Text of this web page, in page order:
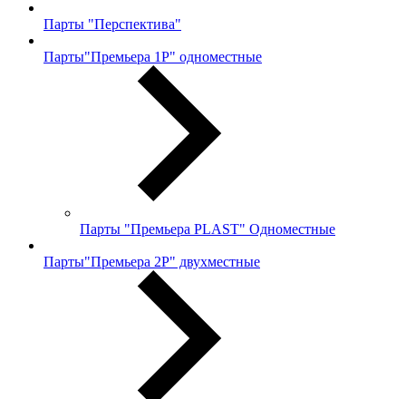
Парты "Перспектива"
Парты"Премьера 1Р" одноместные
Парты "Премьера PLAST" Одноместные
Парты"Премьера 2Р" двухместные